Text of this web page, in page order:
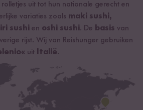
uit tot hun nationale gerecht en
variaties zoals maki sushi,
sushi en oshi sushi. De basis van
rijst. Wij van Reishunger gebruiken
uit Italië.